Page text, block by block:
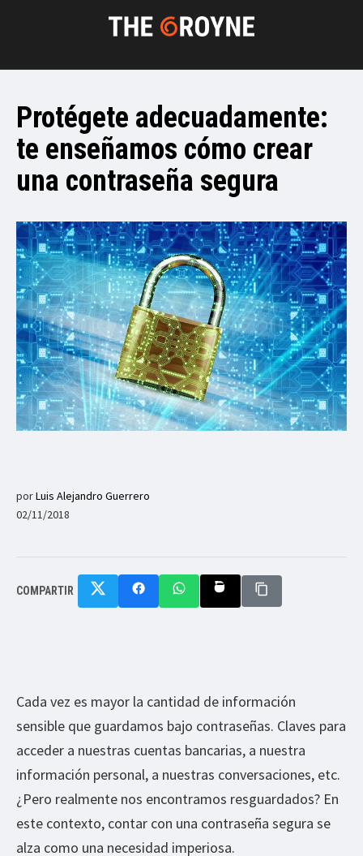
Protégete adecuadamente:
te enseñamos cómo crear
una contraseña segura
porLuis Alejandro Guerrero
02/11/2018
COMPARTIR
Cada vez es mayor la cantidad de información
sensible que guardamos bajo contraseñas. Claves para
acceder a nuestras cuentas bancarias, a nuestra
información personal, a nuestras conversaciones, etc.
¿Pero realmente nos encontramos resguardados? En
este contexto, contar con una contraseña segura se
alza como una necesidad imperiosa.